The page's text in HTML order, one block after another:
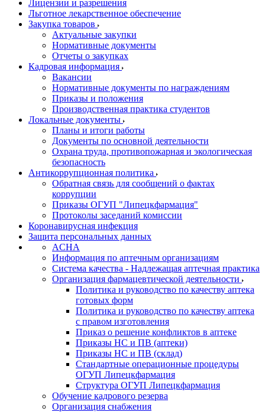
Лицензии и разрешения
Льготное лекарственное обеспечение
Закупка товаров
Актуальные закупки
Нормативные документы
Отчеты о закупках
Кадровая информация
Вакансии
Нормативные документы по награждениям
Приказы и положения
Производственная практика студентов
Локальные документы
Планы и итоги работы
Документы по основной деятельности
Охрана труда, противопожарная и экологическая
безопасность
Антикоррупционная политика
Обратная связь для сообщений о фактах
коррупции
Приказы ОГУП "Липецкфармация"
Протоколы заседаний комиссии
Коронавирусная инфекция
Защита персональных данных
ACHA
Информация по аптечным организациям
Система качества - Надлежащая аптечная практика
Организация фармацевтической деятельности
Политика и руководство по качеству аптека
готовых форм
Политика и руководство по качеству аптека
с правом изготовления
Приказ о решение конфликтов в аптеке
Приказы НС и ПВ (аптеки)
Приказы НС и ПВ (склад)
Стандартные операционные процедуры
ОГУП Липецкфармация
Структура ОГУП Липецкфармация
Обучение кадрового резерва
Организация снабжения